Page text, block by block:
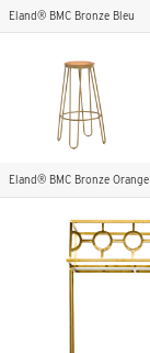
Eland® BMC Bronze Bleu
Eland® BMC Bronze Orange